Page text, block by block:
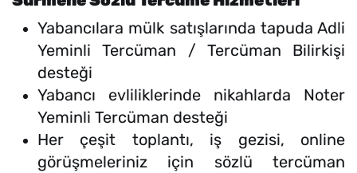
Yabancılara mülk satışlarında tapuda Adli
Yeminli Tercüman / Tercüman Bilirkişi
desteği
Yabancı evliliklerinde nikahlarda Noter
Yeminli Tercüman desteği
Her çeşit toplantı, iş gezisi, online
görüşmeleriniz için sözlü tercüman